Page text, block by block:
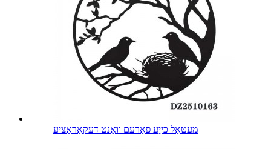
מעטאַל כייַע פאָרעם וואַנט דעקאָראַציע